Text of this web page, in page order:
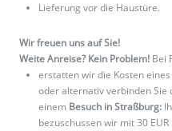
Lieferung vor die Haustüre.
Wir freuen uns auf Sie!
Weite Anreise? Kein Problem! Bei
erstatten wir die Kosten eines
oder alternativ verbinden Sie
einem Besuch in Straßburg:
bezuschussen wir mit 30 EUR